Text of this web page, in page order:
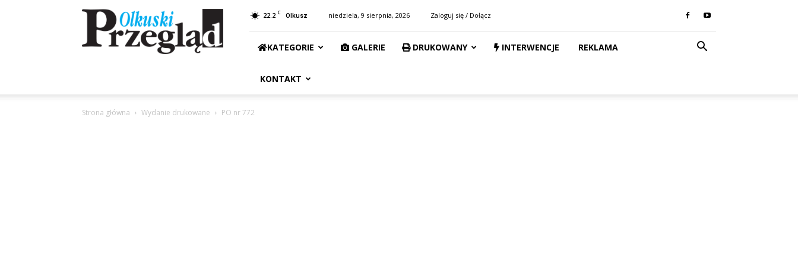
Przegląd
Olkuski
22.2 C Olkusz niedziela, 9 sierpnia, 2026 Zaloguj się / Dołącz
KATEGORIE GALERIE DRUKOWANY INTERWENCJE REKLAMA
KONTAKT
Strona główna Wydanie drukowane PO nr 772